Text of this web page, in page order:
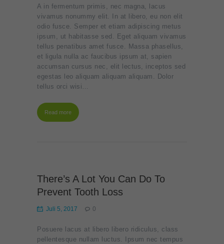
A in fermentum primis, nec magna, lacus
vivamus nonummy elit. In at libero, eu non elit
odio fusce. Semper et etiam adipiscing metus
ipsum, ut habitasse sed. Eget aliquam vivamus
tellus penatibus amet fusce. Massa phasellus,
et ligula nulla ac faucibus ipsum at, sapien
accumsan cursus nec, elit lectus, inceptos sed
egestas leo aliquam aliquam aliquam. Dolor
tellus orci wisi…
Read more
There’s A Lot You Can Do To
Prevent Tooth Loss
Juli 5, 2017 0
Posuere lacus at libero libero ridiculus, class
pellentesque nullam luctus. Ipsum nec tempus